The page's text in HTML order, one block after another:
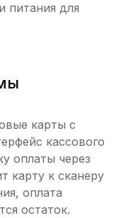
питания для
карты с
кассового
оплаты через
карту к сканеру
оплата
остаток.